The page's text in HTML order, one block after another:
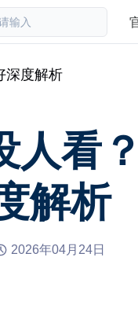
输入
深度解析
人看
解析
2026年04月24日